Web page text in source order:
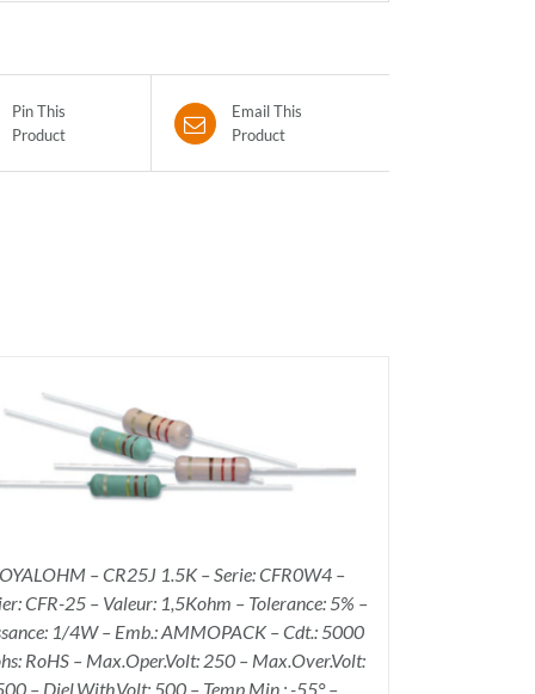
Pin This
Product
Email This
Product
– CR25J 1.5K – Serie: CFR0W4 –
CFR-25 – Valeur: 1,5Kohm – Tolerance: 5% –
1/4W – Emb.: AMMOPACK – Cdt.: 5000
RoHS – Max.Oper.Volt: 250 – Max.Over.Volt:
– Diel.With.Volt: 500 – Temp.Min.: -55° –